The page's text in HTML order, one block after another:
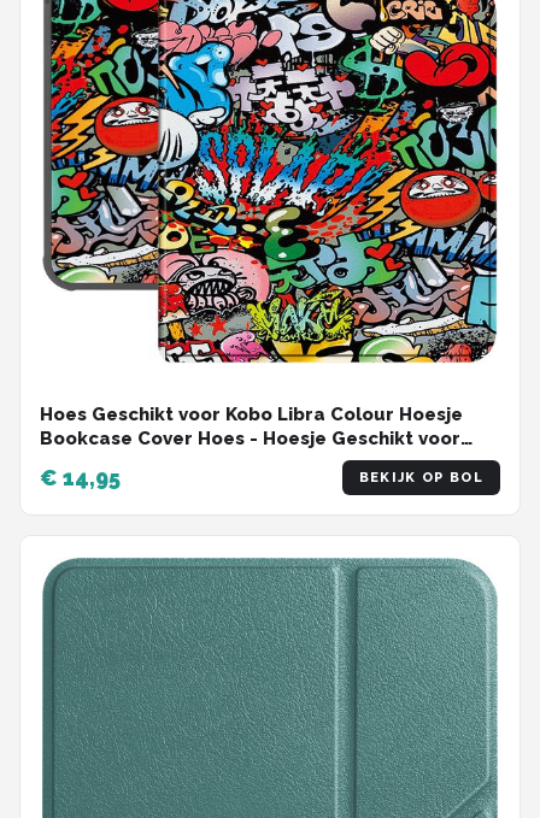
Hoes Geschikt voor Kobo Libra Colour Hoesje
Bookcase Cover Hoes - Hoesje Geschikt voor
Kobo Libra Colour Hoes Cover Case - Graffity
€ 14,95 BEKIJK OP BOL